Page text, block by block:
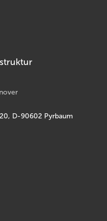
D-90602 Pyrbaum